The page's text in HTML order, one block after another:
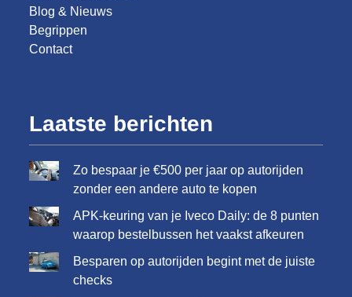
Blog & Nieuws
Begrippen
Contact
Laatste berichten
Zo bespaar je €500 per jaar op autorijden
zonder een andere auto te kopen
APK-keuring van je Iveco Daily: de 8 punten
waarop bestelbussen het vaakst afkeuren
Besparen op autorijden begint met de juiste
checks